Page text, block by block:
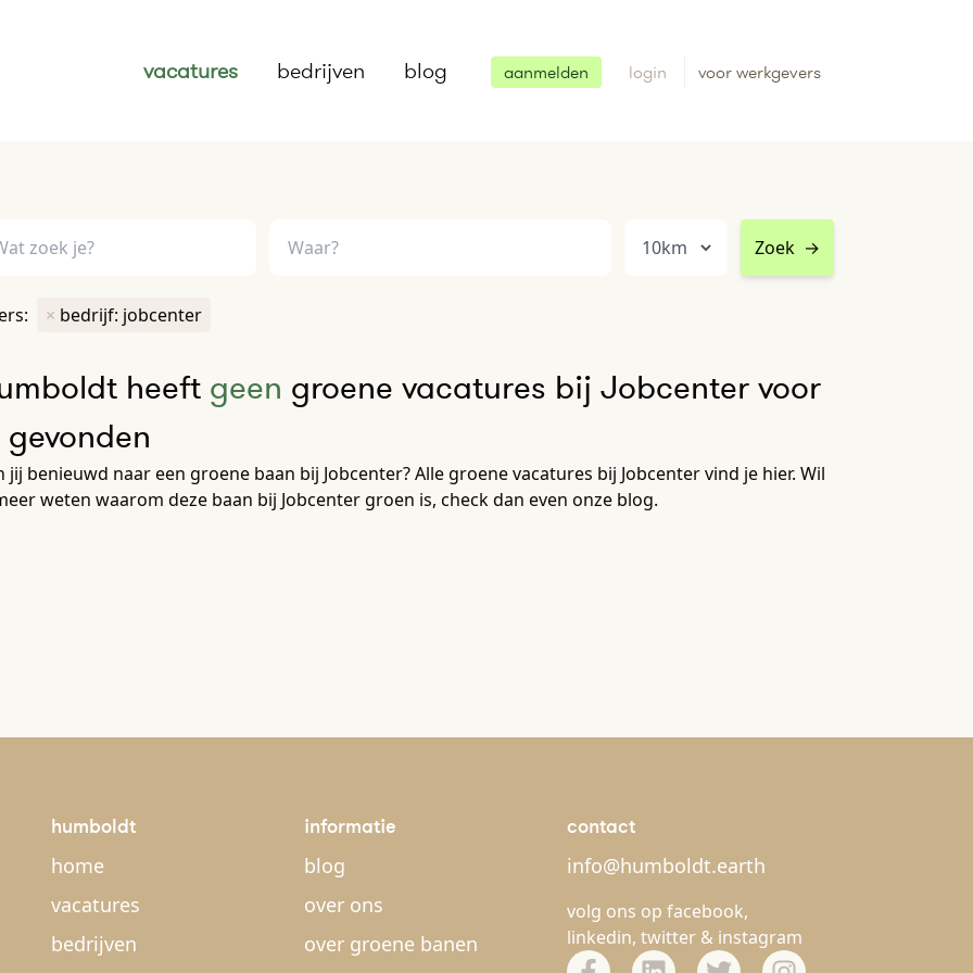
vacatures bedrijven blog aanmelden login voor werkgevers
Zoek →
× bedrijf: jobcenter
heeft geen groene vacatures bij Jobcenter voor
gevonden
jij benieuwd naar een groene baan bij Jobcenter? Alle groene vacatures bij Jobcenter vind je hier. Wil
weten waarom deze baan bij Jobcenter groen is, check dan even onze blog.
humboldt
home
vacatures
bedrijven
informatie
blog
over ons
over groene banen
contact
info@humboldt.earth
volg ons op facebook,
linkedin, twitter & instagram